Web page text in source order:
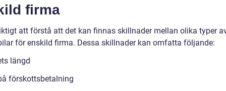
firma
att förstå att det kan finnas skillnader mellan olika typer
för enskild firma. Dessa skillnader kan omfatta följande:
längd
förskottsbetalning